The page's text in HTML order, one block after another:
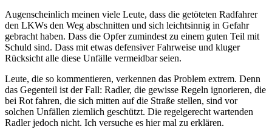
Augenscheinlich meinen viele Leute, dass die getöteten Radfahrer
den LKWs den Weg abschnitten und sich leichtsinnig in Gefahr
gebracht haben. Dass die Opfer zumindest zu einem guten Teil mit
Schuld sind. Dass mit etwas defensiver Fahrweise und kluger
Rücksicht alle diese Unfälle vermeidbar seien.
Leute, die so kommentieren, verkennen das Problem extrem. Denn
das Gegenteil ist der Fall: Radler, die gewisse Regeln ignorieren, die
bei Rot fahren, die sich mitten auf die Straße stellen, sind vor
solchen Unfällen ziemlich geschützt. Die regelgerecht wartenden
Radler jedoch nicht. Ich versuche es hier mal zu erklären.